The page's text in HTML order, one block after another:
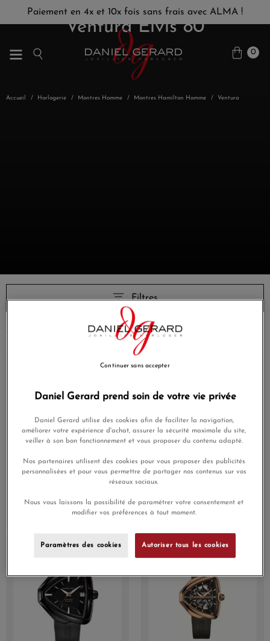
Paiement en 4x et 10x fois sans frais avec ALMA !
0
Accueil Horlogerie Montres Homme Montres Hamilton Homme Ventura
Ventura Elvis 80
Filtres
4 résultats
Montre Hamilton Ventura
2 175,00 €
Montre Hamilton Ventura
1 775,00 €
Daniel Gerard prend soin de votre vie privée
Daniel Gerard utilise des cookies afin de faciliter la navigation,
améliorer votre expérience d'achat, assurer la sécurité maximale du site,
veiller à son bon fonctionnement et vous proposer du contenu adapté.
Nos partenaires utilisent des cookies pour vous proposer des publicités
personnalisées et pour vous permettre de partager nos contenus sur vos
réseaux sociaux.
Nous vous laissons la possibilité de paramétrer votre consentement et
modifier vos préférences à tout moment.
Paramètres des cookies Autoriser tous les cookies
Continuer sans accepter